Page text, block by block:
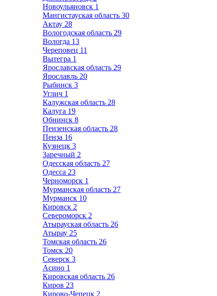
Новоульяновск 1
Мангистауская область 30
Актау 28
Вологодская область 29
Вологда 13
Череповец 11
Вытегра 1
Ярославская область 29
Ярославль 20
Рыбинск 3
Углич 1
Калужская область 28
Калуга 19
Обнинск 8
Пензенская область 28
Пенза 16
Кузнецк 3
Заречный 2
Одесская область 27
Одесса 23
Черноморск 1
Мурманская область 27
Мурманск 10
Кировск 2
Североморск 2
Атырауская область 26
Атырау 25
Томская область 26
Томск 20
Северск 3
Асино 1
Кировская область 26
Киров 23
Кирово-Чепецк 2